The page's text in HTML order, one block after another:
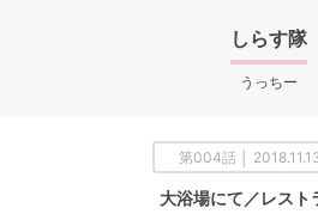
しらす隊
うっちー
第004話 │
大浴場にて／レスト